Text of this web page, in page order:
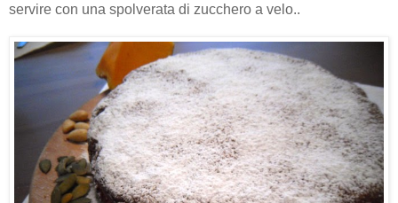
servire con una spolverata di zucchero a velo..